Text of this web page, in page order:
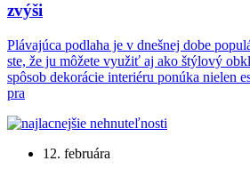
zvýši
Plávajúca podlaha je v dnešnej dobe
ste, že ju môžete využiť aj ako štýlový
spôsob dekorácie interiéru ponúka nielen
pra
12. februára